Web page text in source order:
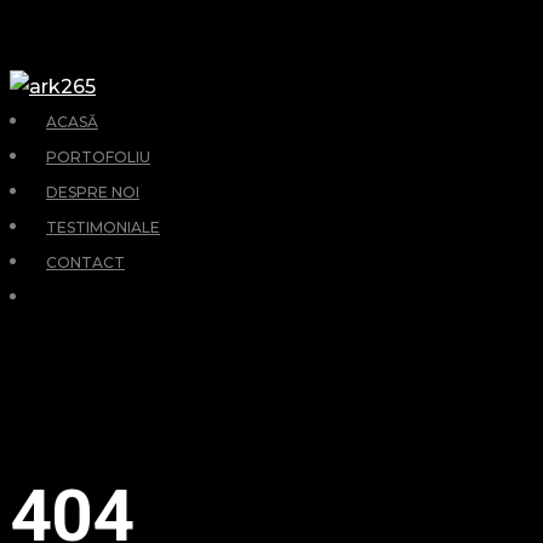
ACASĂ
PORTOFOLIU
DESPRE NOI
TESTIMONIALE
CONTACT
404